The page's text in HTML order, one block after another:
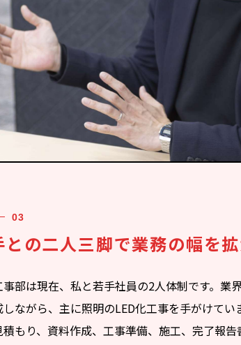
との二人三脚で業務の幅を
事部は現在、私と若手社員の2人体制です。業
しながら、主に照明のLED化工事を手がけてい
積もり、資料作成、工事準備、施工、完了報